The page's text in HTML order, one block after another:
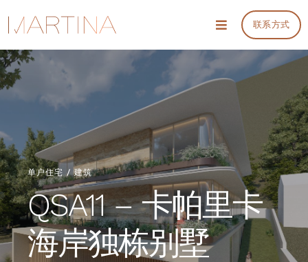
content
Toggle
项目
信息
会议和预算
联系方式
单户住宅 / 建筑
QSA11 – 卡帕里卡
海岸独栋别墅